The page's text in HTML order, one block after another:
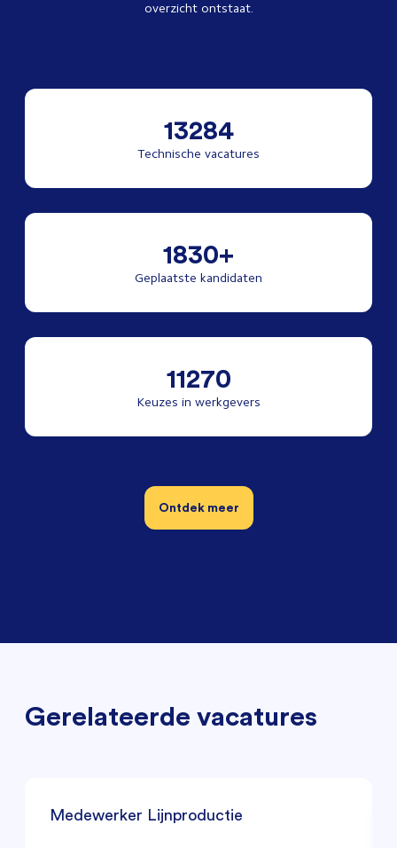
overzicht ontstaat.
13284
Technische vacatures
1830+
Geplaatste kandidaten
11270
Keuzes in werkgevers
Ontdek meer
Gerelateerde vacatures
Medewerker Lijnproductie